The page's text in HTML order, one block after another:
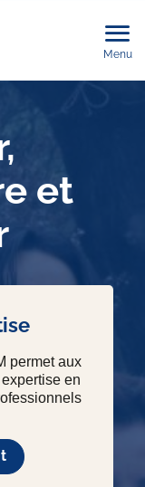
Menu
et
permet aux
en